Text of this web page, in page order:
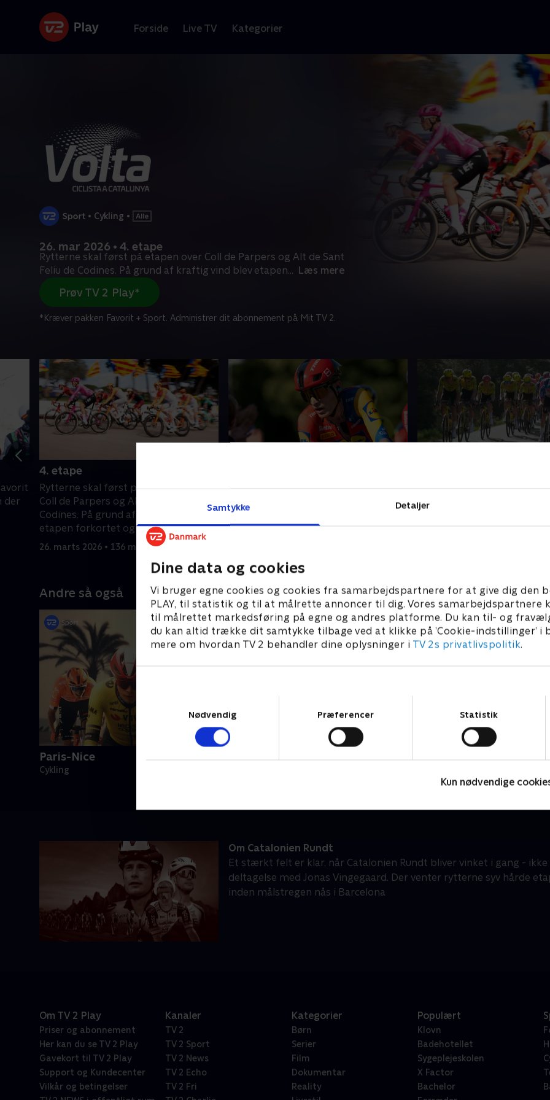
Samtykke Detaljer
Dine data og cookies
Vi bruger egne cookies og cookies fra samarbejdspartnere for at give dig den
PLAY, til statistik og til at målrette annoncer til dig. Vores samarbejdspartnere
til målrettet markedsføring på egne og andres platforme. Du kan til- og
du kan altid trække dit samtykke tilbage ved at klikke på ’Cookie-indstillinger’ i
mere om hvordan TV 2 behandler dine oplysninger i TV 2s privatlivspolitik.
Nødvendig
Præferencer Statistik
Kun nødvendige
Forside Live TV Kategorier
• Cykling •
26. mar 2026 • 4. etape
Rytterne skal først på etapen over Coll de Parpers og Alt de Sant
Feliu de Codines. På grund af kraftig vind blev etapen... Læs mere
Prøv TV 2 Play*
*Kræver pakken Favorit + Sport. Administrer dit abonnement på Mit TV 2.
der
4. etape
Rytterne skal først på etapen over
Coll de Parpers og Alt de Sant Feliu de
Codines. På grund af kraftig vind blev
etapen forkortet og endte i Vallter.
26. marts 2026 • 136 min
Skjelmose og Wandahl er i godt
humør inde den forkortede etape og
diskuterer, om Wandahl var ved at
køre landsmanden i grøften i går.
på kuperet terræn fra
Andre så også
Paris-Nice
Cykling
Om Catalonien Rundt
Et stærkt felt er klar, når Catalonien Rundt bliver vinket i gang -
deltagelse med Jonas Vingegaard. Der venter rytterne syv hårde
inden målstregen nås i Barcelona
Om TV 2 Play
Priser og abonnement
Her kan du se TV 2 Play
Gavekort til TV 2 Play
Support og Kundecenter
Vilkår og betingelser
Kanaler
TV 2
TV 2 Sport
TV 2 News
TV 2 Echo
TV 2 Fri
Kategorier
Børn
Serier
Film
Dokumentar
Reality
Populært
Klovn
Badehotellet
Sygeplejeskolen
X Factor
Bachelor